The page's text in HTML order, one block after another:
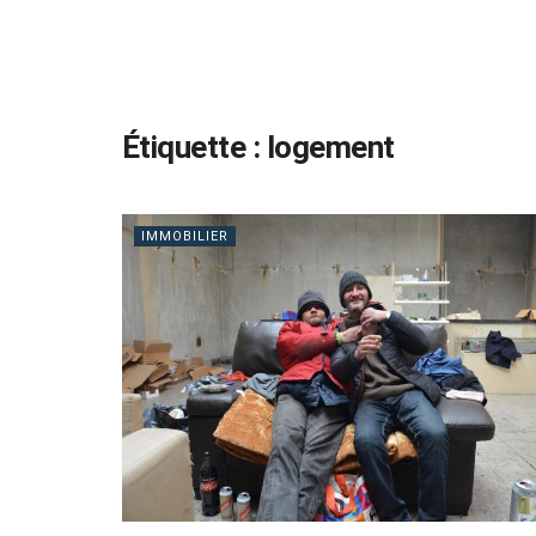
Étiquette : logement
IMMOBILIER